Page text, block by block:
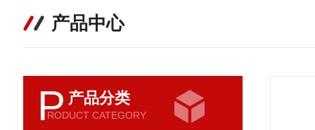
产品中心
P 产品分类
RODUCT CATEGORY